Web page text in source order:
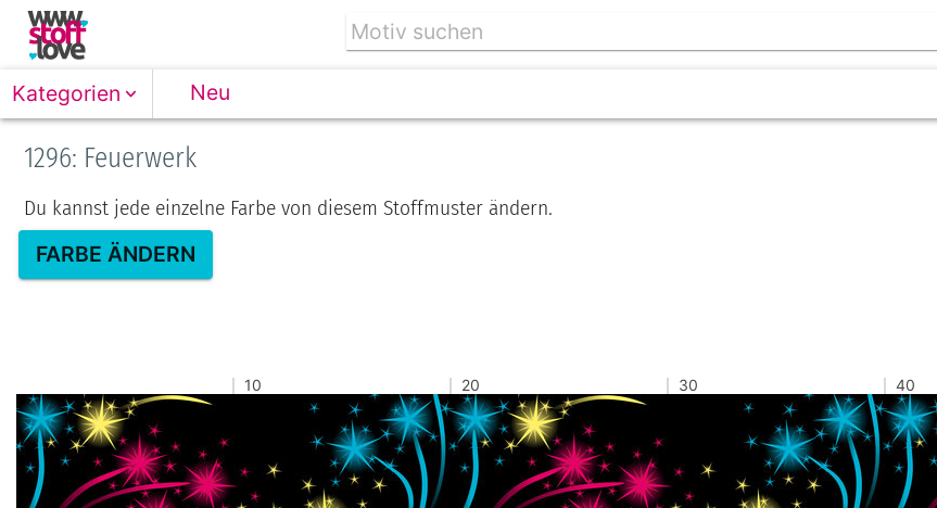
Kategorien Neu
1296: Feuerwerk
Du kannst jede einzelne Farbe von diesem Stoffmuster ändern.
FARBE ÄNDERN